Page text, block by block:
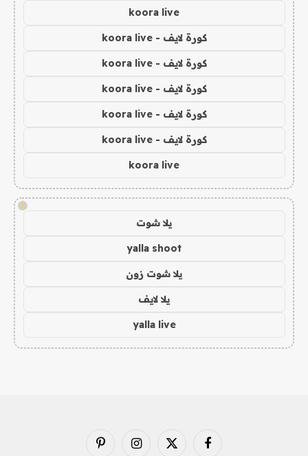
koora live
كورة لايف - koora live
كورة لايف - koora live
كورة لايف - koora live
كورة لايف - koora live
كورة لايف - koora live
koora live
!
يلا شوت
yalla shoot
يلا شوت زون
يلا لايف
yalla live
فيسبوك X الانستغرامبينتيريست